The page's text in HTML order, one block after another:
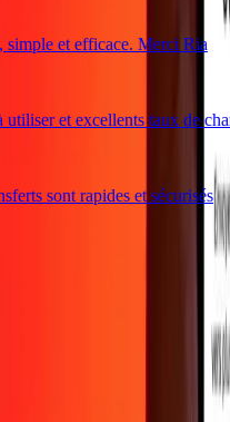
et efficace. Merci Ria
et excellents taux de
sont rapides et sécurisés